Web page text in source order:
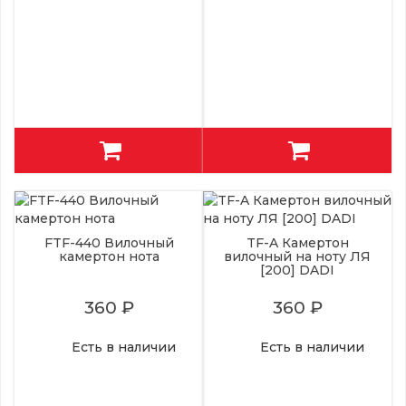
FTF-440 Вилочный
камертон нота
360 ₽
Есть в наличии
TF-A Камертон
вилочный на ноту ЛЯ
[200] DADI
360 ₽
Есть в наличии